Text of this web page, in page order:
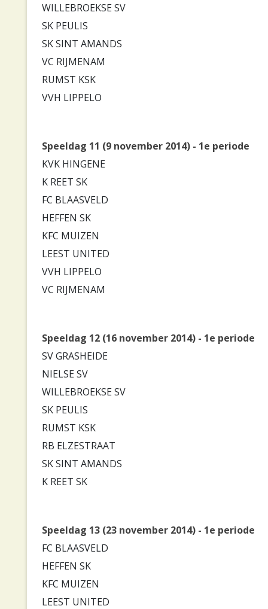
WILLEBROEKSE SV
SK PEULIS
SK SINT AMANDS
VC RIJMENAM
RUMST KSK
VVH LIPPELO
Speeldag 11 (9 november 2014) - 1e periode
KVK HINGENE
K REET SK
FC BLAASVELD
HEFFEN SK
KFC MUIZEN
LEEST UNITED
VVH LIPPELO
VC RIJMENAM
Speeldag 12 (16 november 2014) - 1e periode
SV GRASHEIDE
NIELSE SV
WILLEBROEKSE SV
SK PEULIS
RUMST KSK
RB ELZESTRAAT
SK SINT AMANDS
K REET SK
Speeldag 13 (23 november 2014) - 1e periode
FC BLAASVELD
HEFFEN SK
KFC MUIZEN
LEEST UNITED